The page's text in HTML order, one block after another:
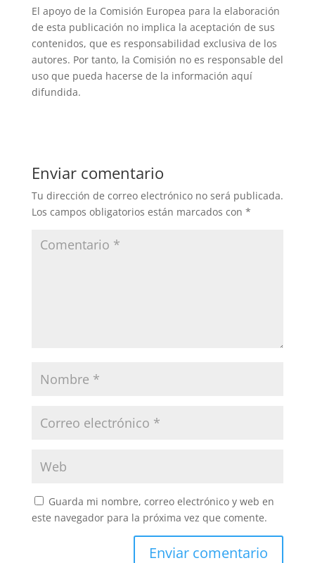
El apoyo de la Comisión Europea para la elaboración
de esta publicación no implica la aceptación de sus
contenidos, que es responsabilidad exclusiva de los
autores. Por tanto, la Comisión no es responsable del
uso que pueda hacerse de la información aquí
difundida.
Enviar comentario
Tu dirección de correo electrónico no será publicada.
Los campos obligatorios están marcados con *
Guarda mi nombre, correo electrónico y web en
este navegador para la próxima vez que comente.